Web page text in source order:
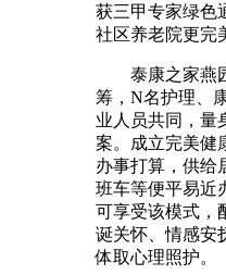
获三甲专家绿色
社区养老院更完
泰康之家燕园
筹，N名护理、
业人员共同，量
案。成立完美健
办事打算，供给
班车等便平易近
可享受该模式，
诞关怀、情感安
体取心理照护。